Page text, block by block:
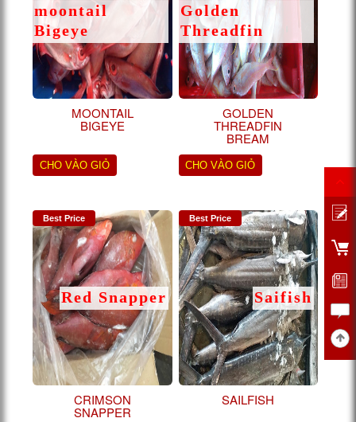
MOONTAIL
BIGEYE
moontail
Bigeye
CHO VÀO GIỎ
GOLDEN
THREADFIN
BREAM
Golden
Threadfin
CHO VÀO GIỎ
Best Price
CRIMSON
SNAPPER
Red Snapper
Best Price
SAILFISH
Saifish